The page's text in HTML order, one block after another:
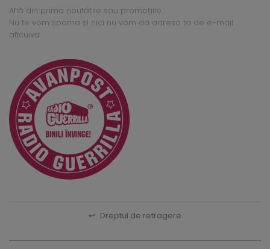
Află din prima noutățile sau promoțiile.
Nu te vom spama și nici nu vom da adresa ta de e-mail
altcuiva.
↩ Dreptul de retragere